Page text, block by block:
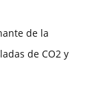
de la
de CO2 y